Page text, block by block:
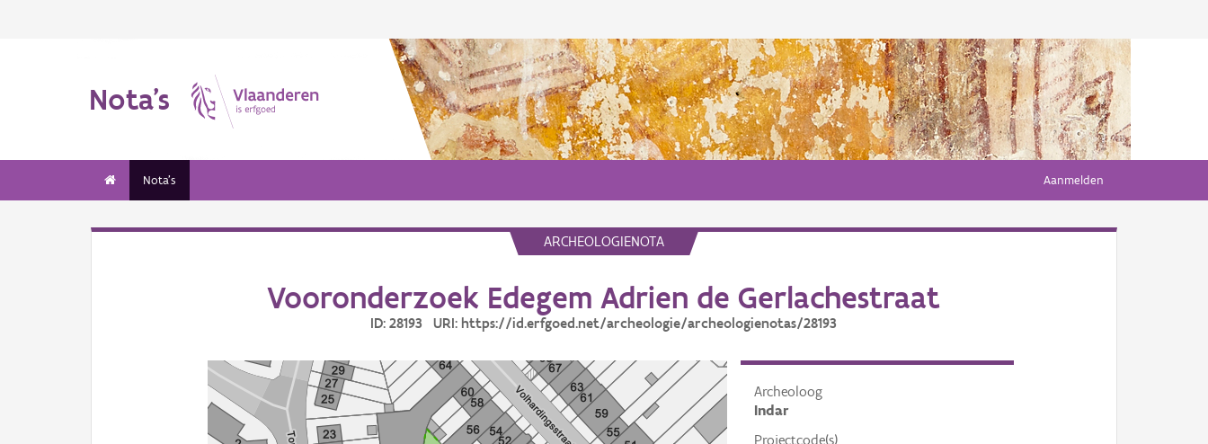
Nota's
Nota's Aanmelden
ARCHEOLOGIENOTA
Vooronderzoek Edegem Adrien de Gerlachestraat
ID: 28193 URI: https://id.erfgoed.net/archeologie/archeologienotas/28193
Archeoloog
Indar
Projectcode(s)